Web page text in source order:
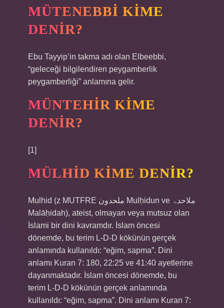
MÜTENEBBI KIME
DENIR?
Ebu Tayyip’in takma adı olan Elbeebbi,
“geleceği bilgilendiren peygamberlik
peygamberliği” anlamına gelir.
MÜNTEHIR KIME
DENIR?
[1]
MÜLHID KIME DENIR?
Mulhid (z MUTFRE ملحدون Mulḥidun ve ملاحدۃ
Malāḥidah), ateist, olmayan veya mutsuz olan
İslami bir dini kavramdır. İslam öncesi
dönemde, bu terim L-D-D kökünün gerçek
anlamında kullanıldı: “eğim, sapma”. Dini
anlamı Kuran 7: 180, 22:25 ve 41:40 ayetlerine
dayanmaktadır. İslam öncesi dönemde, bu
terim L-D-D kökünün gerçek anlamında
kullanıldı: “eğim, sapma”. Dini anlamı Kuran 7: